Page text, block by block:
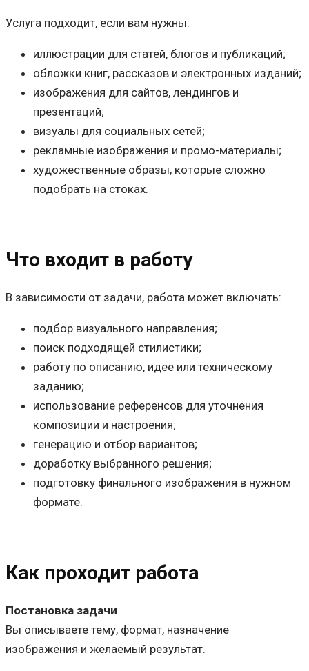
Услуга подходит, если вам нужны:
иллюстрации для статей, блогов и публикаций;
обложки книг, рассказов и электронных изданий;
изображения для сайтов, лендингов и
презентаций;
визуалы для социальных сетей;
рекламные изображения и промо-материалы;
художественные образы, которые сложно
подобрать на стоках.
Что входит в работу
В зависимости от задачи, работа может включать:
подбор визуального направления;
поиск подходящей стилистики;
работу по описанию, идее или техническому
заданию;
использование референсов для уточнения
композиции и настроения;
генерацию и отбор вариантов;
доработку выбранного решения;
подготовку финального изображения в нужном
формате.
Как проходит работа
Постановка задачи
Вы описываете тему, формат, назначение
изображения и желаемый результат.